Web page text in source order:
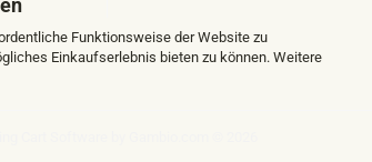
Funktionsweise der Website zu
Einkaufserlebnis bieten zu können. Weitere